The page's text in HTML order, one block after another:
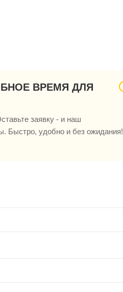
ВРЕМЯ ДЛЯ
заявку - и наш
Быстро, удобно и без ожидания!